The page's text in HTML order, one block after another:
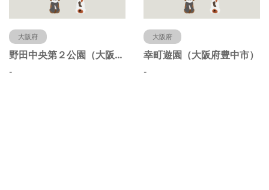
大阪府
野田中央第２公園（大阪府豊中市）
-
大阪府
幸町遊園（大阪府豊中市）
-